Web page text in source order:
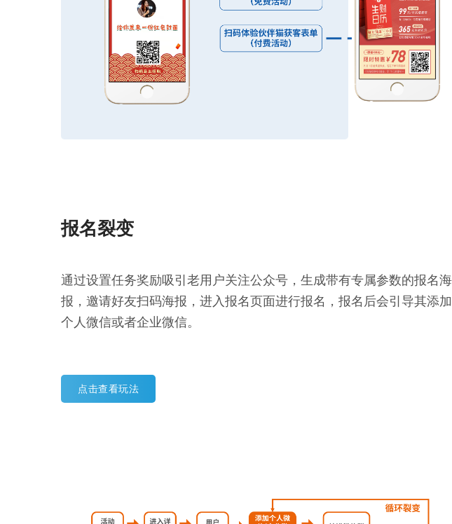
报名裂变
通过设置任务奖励吸引老用户关注公众号，生成带有专属参数的报名海
报，邀请好友扫码海报，进入报名页面进行报名，报名后会引导其添加
个人微信或者企业微信。
点击查看玩法